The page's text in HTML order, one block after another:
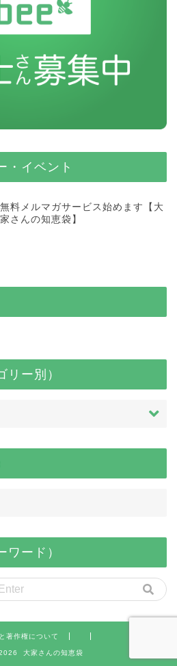
・イベント
無料メルマガサービス始めます【大
家さんの知恵袋】
ー別）
ード）
著作権について
大家さんの知恵袋